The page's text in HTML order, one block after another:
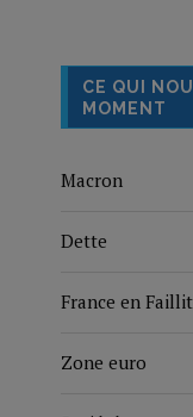
CE QUI
MOMENT
Macron
Dette
France en
Zone euro